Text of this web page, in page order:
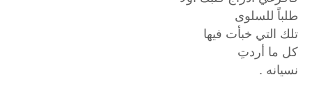
طلباً للسلوى
تلك التي خبأت فيها
كل ما أردتِ
نسيانه .